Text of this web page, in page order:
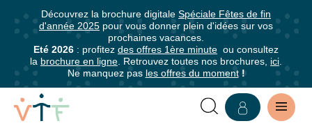
Découvrez la brochure digitale Spéciale Fêtes de fin
d'année 2025 pour vous donner plein d'idées sur vos
prochaines vacances.
Eté 2026 : profitez des offres 1ère minute ou consultez
la brochure en ligne . Retrouvez toutes nos brochures, ici
Ne manquez pas les offres du moment!
Grille
tarifaire
Pension
Location
Nous sommes
fiers de faire
partie des
établissements
labellisés en
Plan
des
Chambres
Abonnez-
vous
à
notre